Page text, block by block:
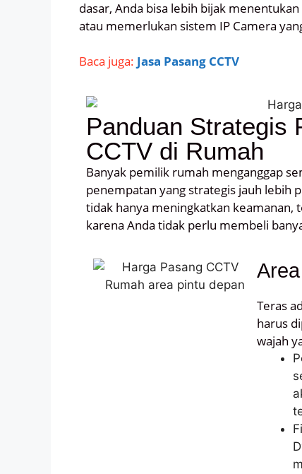
dasar, Anda bisa lebih bijak
atau memerlukan sistem IP Camera
Baca juga: Jasa Pasang CCTV
Panduan Strategis
CCTV di Rumah
Banyak pemilik rumah menganggap
penempatan yang strategis jauh lebih
tidak hanya meningkatkan keamanan,
karena Anda tidak perlu membeli
Teras
harus
wajah